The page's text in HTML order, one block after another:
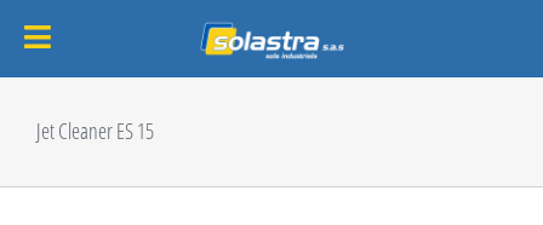
contenuJet Cleaner ES 15